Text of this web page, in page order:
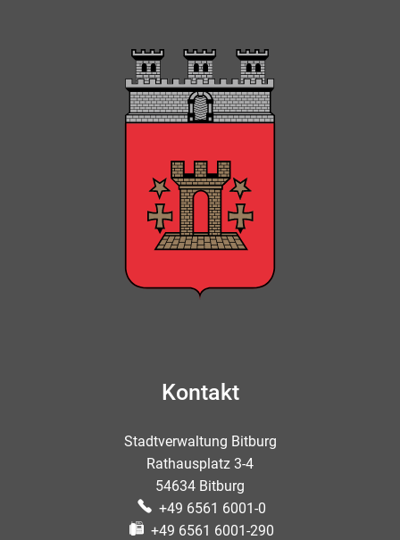
Kontakt
Stadtverwaltung Bitburg
Rathausplatz 3-4
54634 Bitburg
+49 6561 6001-0
+49 6561 6001-290